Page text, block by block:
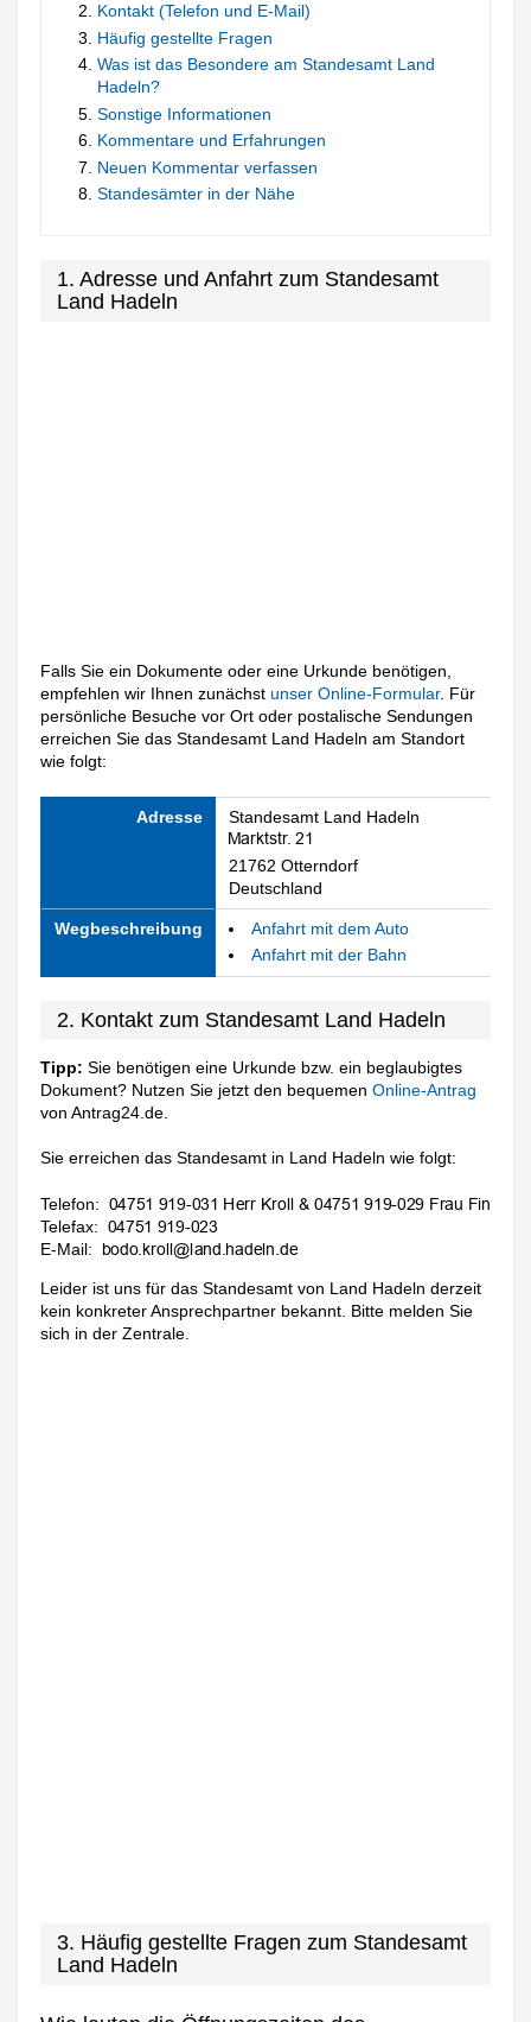
Kontakt (Telefon und E-Mail)
Häufig gestellte Fragen
Was ist das Besondere am Standesamt Land
Hadeln?
Sonstige Informationen
Kommentare und Erfahrungen
Neuen Kommentar verfassen
Standesämter in der Nähe
1. Adresse und Anfahrt zum Standesamt
Land Hadeln
Falls Sie ein Dokumente oder eine Urkunde benötigen,
empfehlen wir Ihnen zunächstunser Online-Formular. Für
persönliche Besuche vor Ort oder postalische Sendungen
erreichen Sie das Standesamt Land Hadeln am Standort
wie folgt:
Adresse Standesamt Land Hadeln
21762 Otterndorf
Deutschland
Wegbeschreibung
Anfahrt mit dem Auto
Anfahrt mit der Bahn
2. Kontakt zum Standesamt Land Hadeln
Tipp: Sie benötigen eine Urkunde bzw. ein beglaubigtes
Dokument? Nutzen Sie jetzt den bequemenOnline-Antrag
von Antrag24.de.
Sie erreichen das Standesamt in Land Hadeln wie folgt:
Telefon:
Telefax:
E-Mail:
Leider ist uns für das Standesamt von Land Hadeln derzeit
kein konkreter Ansprechpartner bekannt. Bitte melden Sie
sich in der Zentrale.
3. Häufig gestellte Fragen zum Standesamt
Land Hadeln